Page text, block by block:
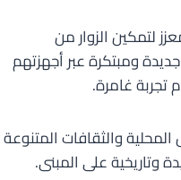
لتمكين الزوار من
ومبتكرة عبر أجهزتهم
تجربة غامرة.
والثقافات المتنوعة
وتاريخية على المبنى.